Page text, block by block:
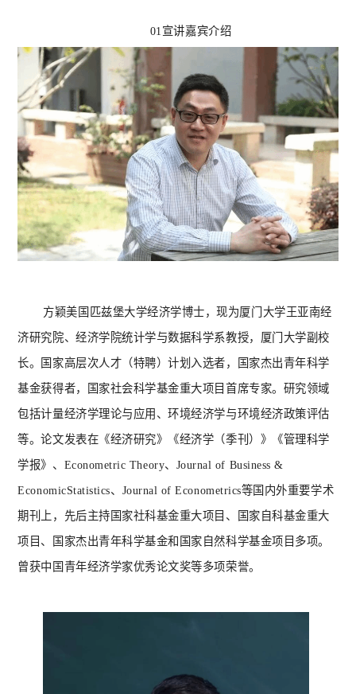
01宣讲嘉宾介绍
方颖美国匹兹堡大学经济学博士，现为厦门大学王亚南经
济研究院、经济学院统计学与数据科学系教授，厦门大学副校
长。国家高层次人才（特聘）计划入选者，国家杰出青年科学
基金获得者，国家社会科学基金重大项目首席专家。研究领域
包括计量经济学理论与应用、环境经济学与环境经济政策评估
等。论文发表在《经济研究》《经济学（季刊）》《管理科学
学报》、 Econometric Theory、Journal of Business &
EconomicStatistics、Journal of Econometrics等国内外重要学术
期刊上，先后主持国家社科基金重大项目、国家自科基金重大
项目、国家杰出青年科学基金和国家自然科学基金项目多项。
曾获中国青年经济学家优秀论文奖等多项荣誉。